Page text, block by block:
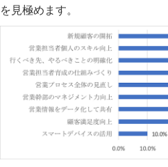
を見極めます。